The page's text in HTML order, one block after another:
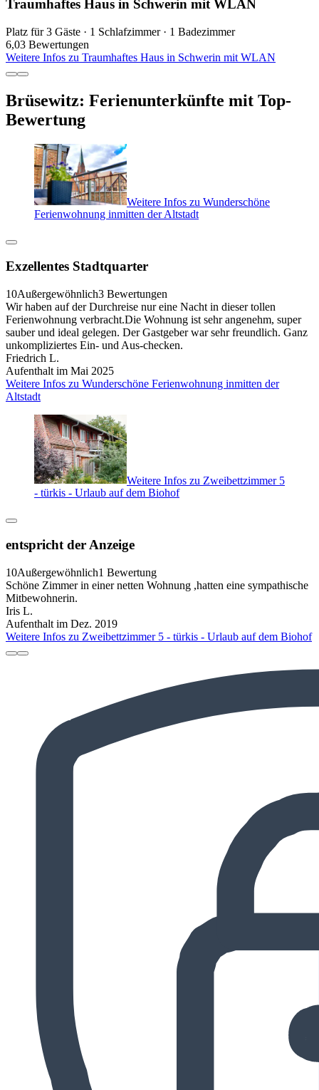
Traumhaftes Haus in Schwerin mit WLAN
Platz für 3 Gäste · 1 Schlafzimmer · 1 Badezimmer
6,03 Bewertungen
Weitere Infos zu Traumhaftes Haus in Schwerin mit WLAN
Brüsewitz: Ferienunterkünfte mit Top-
Bewertung
Weitere Infos zu Wunderschöne
Ferienwohnung inmitten der Altstadt
Exzellentes Stadtquarter
10Außergewöhnlich3 Bewertungen
Wir haben auf der Durchreise nur eine Nacht in dieser tollen
Ferienwohnung verbracht.Die Wohnung ist sehr angenehm, super
sauber und ideal gelegen. Der Gastgeber war sehr freundlich. Ganz
unkompliziertes Ein- und Aus-checken.
Friedrich L.
Aufenthalt im Mai 2025
Weitere Infos zu Wunderschöne Ferienwohnung inmitten der
Altstadt
Weitere Infos zu Zweibettzimmer 5
- türkis - Urlaub auf dem Biohof
entspricht der Anzeige
10Außergewöhnlich1 Bewertung
Schöne Zimmer in einer netten Wohnung ,hatten eine sympathische
Mitbewohnerin.
Iris L.
Aufenthalt im Dez. 2019
Weitere Infos zu Zweibettzimmer 5 - türkis - Urlaub auf dem Biohof